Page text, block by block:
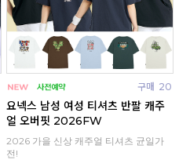
구매 20
요넥스 남성 여성 티셔츠 반팔 캐주
얼 오버핏 2026FW
2026 가을 신상 캐주얼 티셔츠 균일가
전!